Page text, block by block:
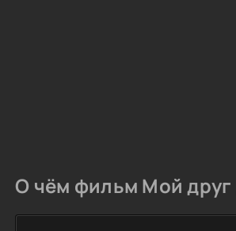
О чём фильм Мой